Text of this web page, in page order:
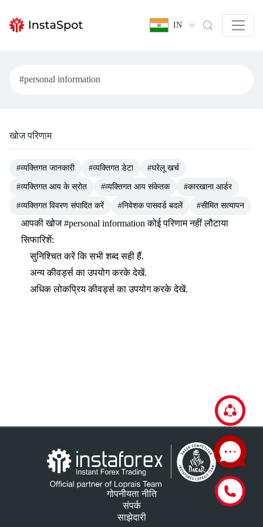
IN
खोज परिणाम
#व्यक्तिगत जानकारी #व्यक्तिगत डेटा #घरेलू खर्च
#व्यक्तिगत आय के स्रोत #व्यक्तिगत आय संकेतक #कारखाना आर्डर
#व्यक्तिगत विवरण संपादित करें #निवेशक पासवर्ड बदलें #सीमित सत्यापन
आपकी खोज#personal information कोई परिणाम नहीं लौटाया
सिफारिशें:
सुनिश्चित करें कि सभी शब्द सही हैं.
अन्य कीवर्ड्स का उपयोग करके देखें.
अधिक लोकप्रिय कीवर्ड्स का उपयोग करके देखें.
गोपनीयता नीति
संपर्क
साझेदारी